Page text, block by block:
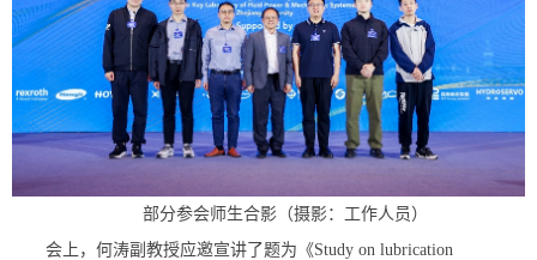
部分参会师生合影（摄影：工作人员）
会上，何涛副教授应邀宣讲了题为《Study on lubrication